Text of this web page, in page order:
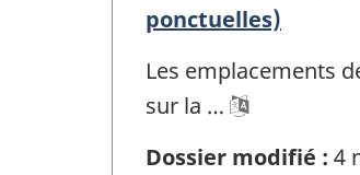
ponctuelles)
Les emplacements
sur la …
Dossier modifié : 4